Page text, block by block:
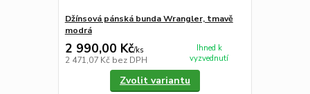
Džínsová pánská bunda Wrangler, tmavě
modrá
2 990,00 Kč/ks
2 471,07 Kč bez DPH
Ihned k
vyzvednutí
Zvolit variantu